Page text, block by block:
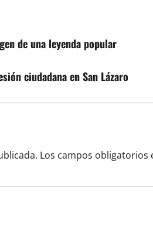
de una leyenda popular
ciudadana en San Lázaro
Los campos obligatorios